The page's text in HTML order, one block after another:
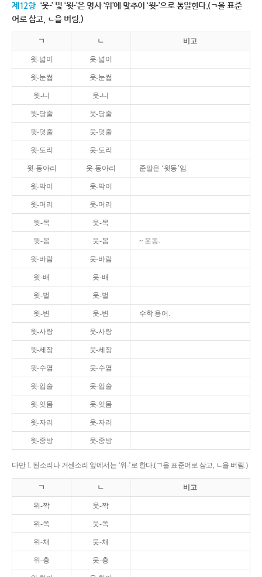
제12항 ‘웃-’ 및 ‘윗-’은 명사 ‘위’에 맞추어 ‘윗-’으로 통일한다.(ㄱ을 표준
어로 삼고, ㄴ을 버림.)
ㄱ ㄴ 비고
윗-넓이 웃-넓이
윗-눈썹 웃-눈썹
윗-니 웃-니
윗-당줄 웃-당줄
윗-덧줄 웃-덧줄
윗-도리 웃-도리
윗-동아리 웃-동아리 준말은 ‘윗동’임.
윗-막이 웃-막이
윗-머리 웃-머리
윗-목 웃-목
윗-몸 웃-몸 ~ 운동.
윗-바람 웃-바람
윗-배 웃-배
윗-벌 웃-벌
윗-변 웃-변 수학 용어.
윗-사랑 웃-사랑
윗-세장 웃-세장
윗-수염 웃-수염
윗-입술 웃-입술
윗-잇몸 웃-잇몸
윗-자리 웃-자리
윗-중방 웃-중방
다만 1. 된소리나 거센소리 앞에서는 ‘위-’로 한다.(ㄱ을 표준어로 삼고, ㄴ을 버림.)
ㄱ ㄴ 비고
위-짝 웃-짝
위-쪽 웃-쪽
위-채 웃-채
위-층 웃-층